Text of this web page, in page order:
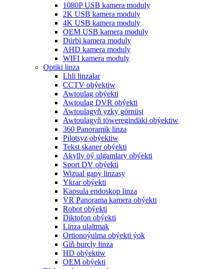
1080P USB kamera moduly
2K USB kamera moduly
4K USB kamera moduly
OEM USB kamera moduly
Dürbi kamera moduly
AHD kamera moduly
WIFI kamera moduly
Optiki linza
Lhli linzalar
CCTV obýektiw
Awtoulag obýekti
Awtoulag DVR obýekti
Awtoulagyň yzky görnüşi
Awtoulagyň töweregindäki obýektiw
360 Panoramik linza
Pilotsyz obýektiw
Tekst skaner obýekti
Akylly öý ulgamlary obýekti
Sport DV obýekti
Wizual gapy linzasy
Ykrar obýekti
Kapsula endoskop linza
VR Panorama kamera obýekti
Robot obýekti
Diktofon obýekti
Linza ulaltmak
Ortionoýulma obýekti ýok
Giň burçly linza
HD obýektiw
OEM obýekti